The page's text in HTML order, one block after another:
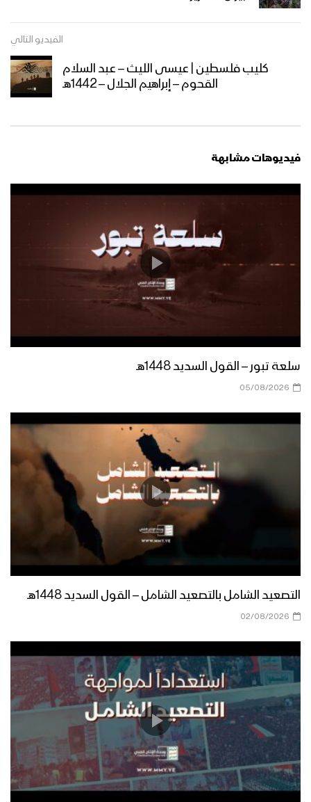
تجديد العهد لرسول الله – القول السديد
أعداؤنا متوحشون مجرمون – القول
سنتدخل عسكرياً – القول السديد 1446هـ
الوقفات القبلية – القول السديد 1446هـ
استنقاذ الأمة – القول السديد 1446هـ
مستمرون وثابتون في موقفنا – القول
الموقف اليمني ثابت في نصرة الشعب
الفلسطيني – القول السديد 1446هـ
منطلقنا إيماني – القول السديد 1446هـ
الفيديو التالي
كليب فلسطين | عيسى الليث – عبد السلام
القحوم – إبراهيم الجلال – 1442هـ
فيديوهات مشابهة
سلعة تبور – القول السديد 1448هـ
05/08/2026
التصعيد الشامل بالتصعيد الشامل – القول السديد 1448هـ
02/08/2026